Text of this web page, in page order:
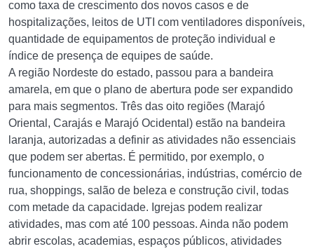
como taxa de crescimento dos novos casos e de
hospitalizações, leitos de UTI com ventiladores disponíveis,
quantidade de equipamentos de proteção individual e
índice de presença de equipes de saúde.
A região Nordeste do estado, passou para a bandeira
amarela, em que o plano de abertura pode ser expandido
para mais segmentos. Três das oito regiões (Marajó
Oriental, Carajás e Marajó Ocidental) estão na bandeira
laranja, autorizadas a definir as atividades não essenciais
que podem ser abertas. É permitido, por exemplo, o
funcionamento de concessionárias, indústrias, comércio de
rua, shoppings, salão de beleza e construção civil, todas
com metade da capacidade. Igrejas podem realizar
atividades, mas com até 100 pessoas. Ainda não podem
abrir escolas, academias, espaços públicos, atividades